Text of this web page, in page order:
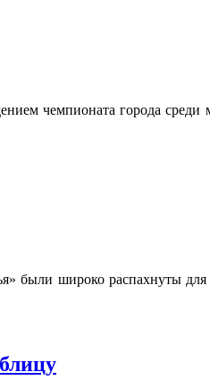
чемпионата города
были широко распахнуты